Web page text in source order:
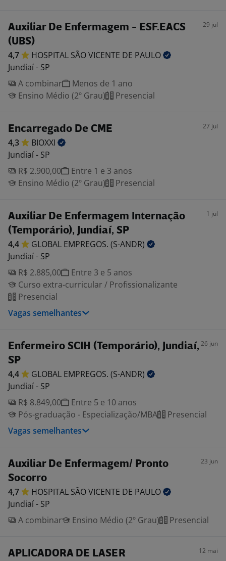
Auxiliar De Enfermagem - ESF.EACS
(UBS)
29 jul
4,7 HOSPITAL SÃO VICENTE DE PAULO
Jundiaí - SP
A combinar
Menos de 1 ano
Ensino Médio (2º Grau)
Presencial
Encarregado De CME 27 jul
4,3
BIOXXI
Jundiaí - SP
R$ 2.900,00
Entre 1 e 3 anos
Ensino Médio (2º Grau)
Presencial
Auxiliar De Enfermagem Internação
(Temporário), Jundiaí, SP
1 jul
4,4 GLOBAL EMPREGOS. (S-ANDR)
Jundiaí - SP
R$ 2.885,00
Entre 3 e 5 anos
Curso extra-curricular / Profissionalizante
Presencial
Vagas semelhantes
Enfermeiro SCIH (Temporário), Jundiaí,
SP
26 jun
4,4 GLOBAL EMPREGOS. (S-ANDR)
Jundiaí - SP
R$ 8.849,00
Entre 5 e 10 anos
Pós-graduação - Especialização/MBA
Presencial
Vagas semelhantes
Auxiliar De Enfermagem/ Pronto
Socorro
23 jun
4,7 HOSPITAL SÃO VICENTE DE PAULO
Jundiaí - SP
A combinar
Ensino Médio (2º Grau) Presencial
APLICADORA DE LASER 12 mai